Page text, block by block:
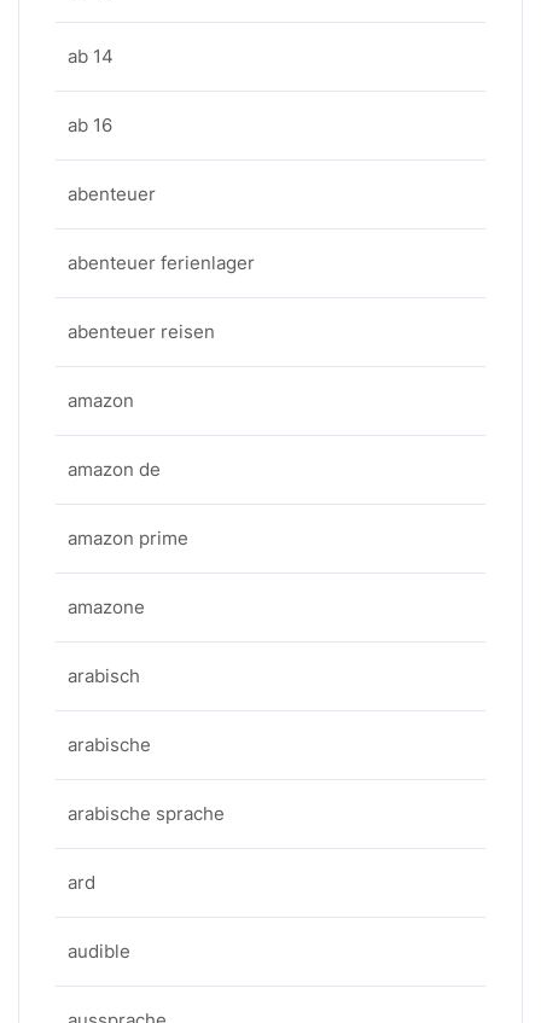
ab 14
ab 16
abenteuer
abenteuer ferienlager
abenteuer reisen
amazon
amazon de
amazon prime
amazone
arabisch
arabische
arabische sprache
ard
audible